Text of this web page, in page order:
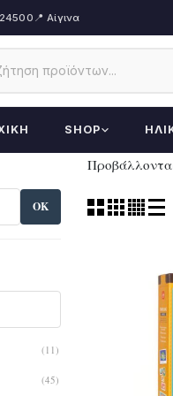
📍 Αίγινα
SHOP
OK
(11)
(45)